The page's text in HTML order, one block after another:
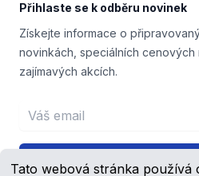
Tato webová stránka používá
Přihlaste se k odběru novinek
Získejte informace o
novinkách, speciálních cenových
zajímavých akcích.
Email address